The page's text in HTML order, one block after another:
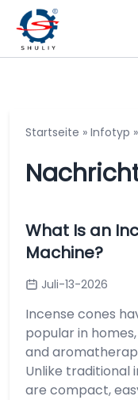
Startseite » Infotyp »
What Is an
Machine?
Juli-13-2026
Incense cones
popular in
and
Unlike traditional
are compact,